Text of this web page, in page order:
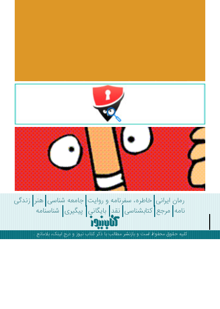
رمان ایرانی خاطره، سفرنامه و روایت جامعه شناسی هنر زندگی
مرجع کتابشناسی نقد بایگانی پیگیری شناسنامه
کلیه حقوق محفوظ است و بازنشر مطالب با ذکرکتاب نیوزو درج لینک، بلامانع .